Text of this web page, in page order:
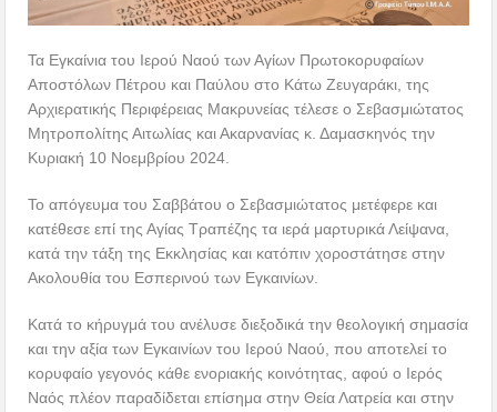
Τα Εγκαίνια του Ιερού Ναού των Αγίων Πρωτοκορυφαίων
Αποστόλων Πέτρου και Παύλου στο Κάτω Ζευγαράκι, της
Αρχιερατικής Περιφέρειας Μακρυνείας τέλεσε ο Σεβασμιώτατος
Μητροπολίτης Αιτωλίας και Ακαρνανίας κ. Δαμασκηνός την
Κυριακή 10 Νοεμβρίου 2024.
Το απόγευμα του Σαββάτου ο Σεβασμιώτατος μετέφερε και
κατέθεσε επί της Αγίας Τραπέζης τα ιερά μαρτυρικά Λείψανα,
κατά την τάξη της Εκκλησίας και κατόπιν χοροστάτησε στην
Ακολουθία του Εσπερινού των Εγκαινίων.
Κατά το κήρυγμά του ανέλυσε διεξοδικά την θεολογική σημασία
και την αξία των Εγκαινίων του Ιερού Ναού, που αποτελεί το
κορυφαίο γεγονός κάθε ενοριακής κοινότητας, αφού ο Ιερός
Ναός πλέον παραδίδεται επίσημα στην Θεία Λατρεία και στην